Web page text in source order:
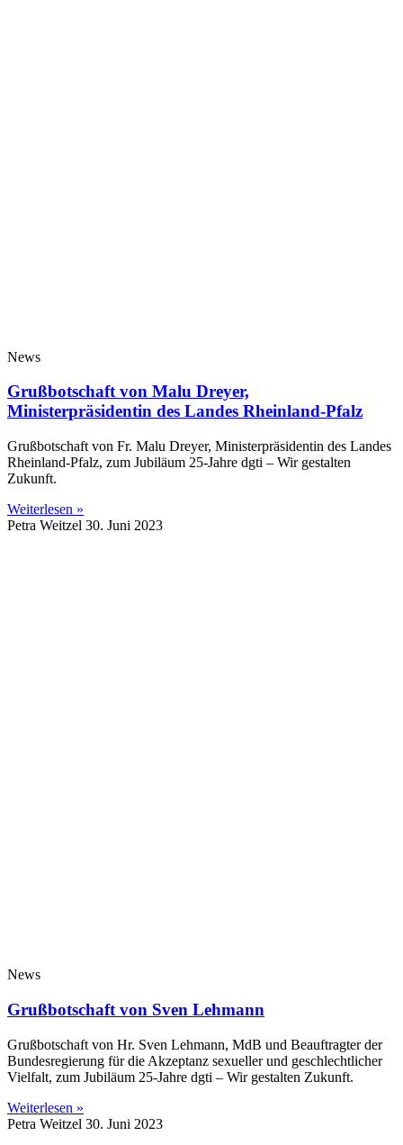
News
Grußbotschaft von Malu Dreyer,
Ministerpräsidentin des Landes Rheinland-Pfalz
Grußbotschaft von Fr. Malu Dreyer, Ministerpräsidentin des Landes
Rheinland-Pfalz, zum Jubiläum 25-Jahre dgti – Wir gestalten
Zukunft.
Weiterlesen »
Petra Weitzel 30. Juni 2023
News
Grußbotschaft von Sven Lehmann
Grußbotschaft von Hr. Sven Lehmann, MdB und Beauftragter der
Bundesregierung für die Akzeptanz sexueller und geschlechtlicher
Vielfalt, zum Jubiläum 25-Jahre dgti – Wir gestalten Zukunft.
Weiterlesen »
Petra Weitzel 30. Juni 2023